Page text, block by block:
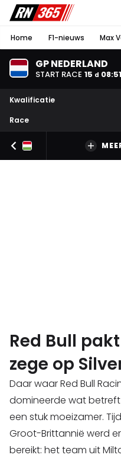
Home F1-nieuws Max
GP NEDERLAND
START RACE 15 d 08:51
Kwalificatie
Race
Red Bull
zege op
Daar waar Red Bull
domineerde wat
een stuk moeizamer.
Groot-Brittannië werd
bereikt: het team uit